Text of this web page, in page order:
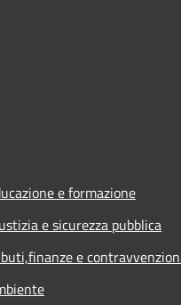
e formazione
e sicurezza pubblica
e